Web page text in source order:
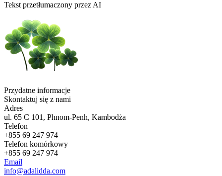
Tekst przetłumaczony przez AI
Przydatne informacje
Skontaktuj się z nami
Adres
ul. 65 C 101, Phnom-Penh, Kambodża
Telefon
+855 69 247 974
Telefon komórkowy
+855 69 247 974
Email
info@adalidda.com